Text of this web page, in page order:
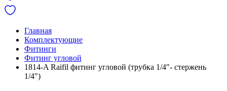
Главная
Комплектующие
Фитинги
Фитинг угловой
1814-A Raifil фитинг угловой (трубка 1/4"- стержень
1/4")